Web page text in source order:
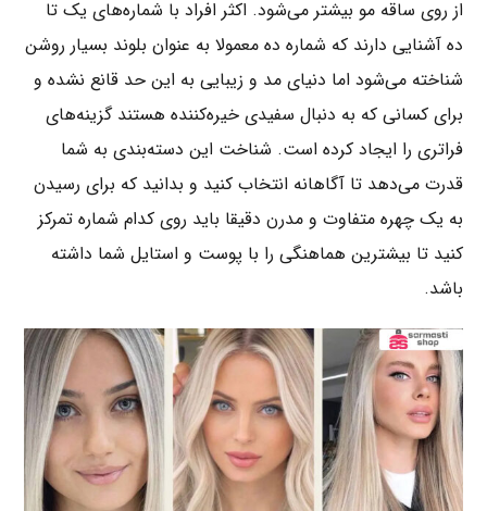
از روی ساقه مو بیشتر می‌شود. اکثر افراد با شماره‌های یک تا
ده آشنایی دارند که شماره ده معمولا به عنوان بلوند بسیار روشن
شناخته می‌شود اما دنیای مد و زیبایی به این حد قانع نشده و
برای کسانی که به دنبال سفیدی خیره‌کننده هستند گزینه‌های
فراتری را ایجاد کرده است. شناخت این دسته‌بندی به شما
قدرت می‌دهد تا آگاهانه انتخاب کنید و بدانید که برای رسیدن
به یک چهره متفاوت و مدرن دقیقا باید روی کدام شماره تمرکز
کنید تا بیشترین هماهنگی را با پوست و استایل شما داشته
باشد.